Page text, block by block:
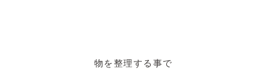
物を整理する事で